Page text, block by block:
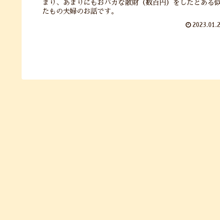
まり、あまりにもおバカな散財（数百円）をしたとある
たもの夫婦のお話です。